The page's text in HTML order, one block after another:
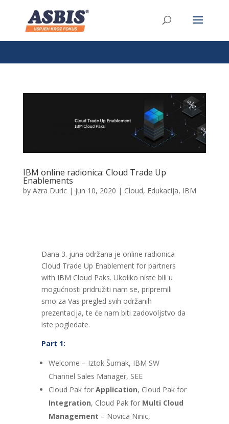
left:-955px; }
IBM online radionica: Cloud Trade Up
Enablements
by Azra Duric| jun 10, 2020 | Cloud, Edukacija, IBM
Dana 3. juna održana je online radionica
Cloud Trade Up Enablement for partners
with IBM Cloud Paks. Ukoliko niste bili u
mogućnosti pridružiti nam se, pripremili
smo za Vas pregled svih održanih
prezentacija, te će nam biti zadovoljstvo da
iste pogledate.
Part 1:
Welcome – Iztok Šumak, IBM SW
Channel Sales Manager, SEE
Cloud Pak for Application, Cloud Pak for
Integration, Cloud Pak for Multi Cloud
Management – Novica Ninic,